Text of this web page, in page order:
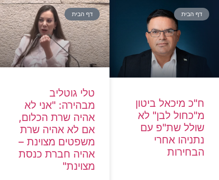
דף הבית
ח"כ מיכאל ביטון
מ"כחול לבן" לא
שולל שת"פ עם
נתניהו אחרי
הבחירות
דף הבית
טלי גוטליב
מבהירה: "אני לא
אהיה שרת הכלום,
אם לא אהיה שרת
משפטים מצוינת –
אהיה חברת כנסת
מצוינת"